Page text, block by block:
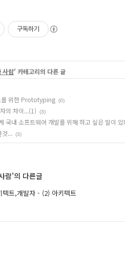
구독하기
사람' 카테고리의 다른 글
를 위한 Prototyping (0)
의 차이...(1) (3)
국내 소프트웨어 개발를 위해 하고 싶은 말이 있
것... (3)
람'의 다른글
텍트,개발자 - (2) 아키텍트